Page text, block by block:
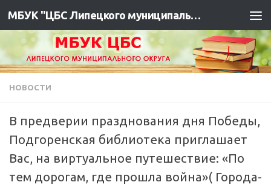
МБУК "ЦБС Липецкого муниципального района"
НОВОСТИ
В предверии празднования дня Победы,
Подгоренская библиотека приглашает
Вас, на виртуальное путешествие: «По
тем дорогам, где прошла война»( Города-